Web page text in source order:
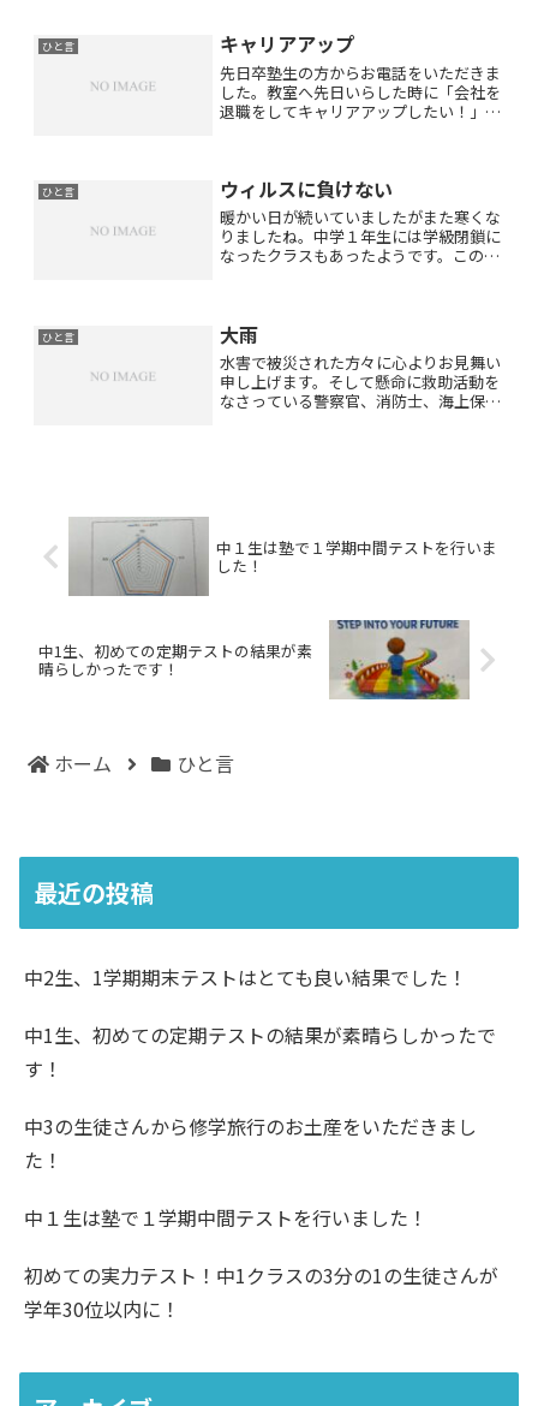
もんな〜！ 」と、握手して...
ひと言 キャリアアップ
先日卒塾生の方からお電話をいただきま
した。教室へ先日いらした時に「会社を
退職をしてキャリアアップしたい！」と
なので保守的な私は「辞めて大...
ひと言 ウィルスに負けない
暖かい日が続いていましたがまた寒くな
りましたね。中学１年生には学級閉鎖に
なったクラスもあったようです。この時
(^_^;)ウィルスなんかに...
ひと言 大雨
水害で被災された方々に心よりお見舞い
申し上げます。そして懸命に救助活動を
なさっている警察官、消防士、海上保安
中１生は塾で１学期中間テストを行いま
した！
中1生、初めての定期テストの結果が素
晴らしかったです！
ホーム ひと言
最近の投稿
中2生、1学期期末テストはとても良い結果でした！
中1生、初めての定期テストの結果が素晴らしかったで
す！
中3の生徒さんから修学旅行のお土産をいただきまし
た！
中１生は塾で１学期中間テストを行いました！
初めての実力テスト！中1クラスの3分の1の生徒さんが
学年30位以内に！